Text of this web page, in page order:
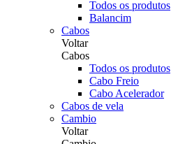
Todos os produtos
Balancim
Cabos
Voltar
Cabos
Todos os produtos
Cabo Freio
Cabo Acelerador
Cabos de vela
Cambio
Voltar